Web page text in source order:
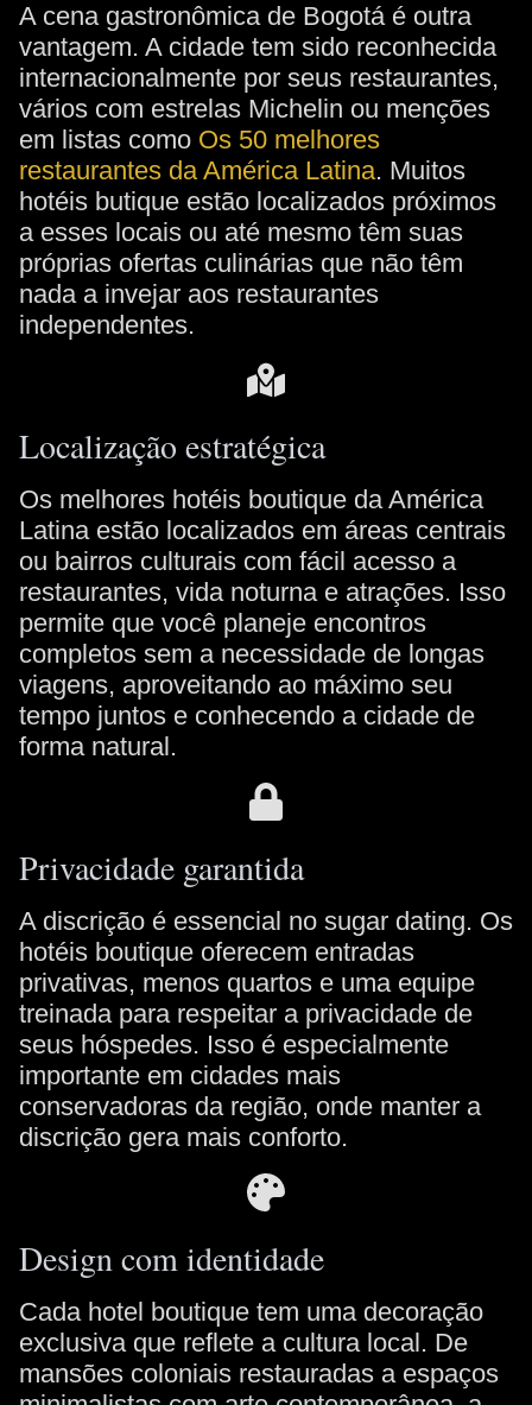
A cena gastronômica de Bogotá é outra
vantagem. A cidade tem sido reconhecida
internacionalmente por seus restaurantes,
vários com estrelas Michelin ou menções
em listas como Os 50 melhores
restaurantes da América Latina. Muitos
hotéis butique estão localizados próximos
a esses locais ou até mesmo têm suas
próprias ofertas culinárias que não têm
nada a invejar aos restaurantes
independentes.
Localização estratégica
Os melhores hotéis boutique da América
Latina estão localizados em áreas centrais
ou bairros culturais com fácil acesso a
restaurantes, vida noturna e atrações. Isso
permite que você planeje encontros
completos sem a necessidade de longas
viagens, aproveitando ao máximo seu
tempo juntos e conhecendo a cidade de
forma natural.
Privacidade garantida
A discrição é essencial no sugar dating. Os
hotéis boutique oferecem entradas
privativas, menos quartos e uma equipe
treinada para respeitar a privacidade de
seus hóspedes. Isso é especialmente
importante em cidades mais
conservadoras da região, onde manter a
discrição gera mais conforto.
Design com identidade
Cada hotel boutique tem uma decoração
exclusiva que reflete a cultura local. De
mansões coloniais restauradas a espaços